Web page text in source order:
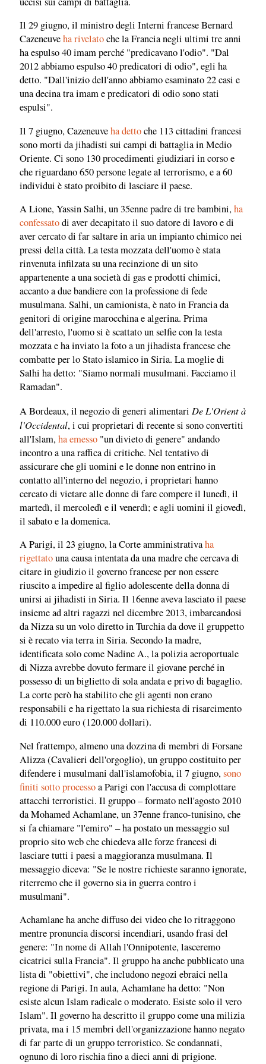
Il 29 giugno, il ministro degli Interni francese Bernard
Cazeneuveha rivelatoche la Francia negli ultimi tre anni
ha espulso 40 imam perché "predicavano l'odio". "Dal
2012 abbiamo espulso 40 predicatori di odio", egli ha
detto. "Dall'inizio dell'anno abbiamo esaminato 22 casi e
una decina tra imam e predicatori di odio sono stati
espulsi".
Il 7 giugno, Cazeneuveha dettoche 113 cittadini francesi
sono morti da jihadisti sui campi di battaglia in Medio
Oriente. Ci sono 130 procedimenti giudiziari in corso e
che riguardano 650 persone legate al terrorismo, e a 60
individui è stato proibito di lasciare il paese.
A Lione, Yassin Salhi, un 35enne padre di tre bambini,ha
confessatodi aver decapitato il suo datore di lavoro e di
aver cercato di far saltare in aria un impianto chimico nei
pressi della città. La testa mozzata dell'uomo è stata
rinvenuta infilzata su una recinzione di un sito
appartenente a una società di gas e prodotti chimici,
accanto a due bandiere con la professione di fede
musulmana. Salhi, un camionista, è nato in Francia da
genitori di origine marocchina e algerina. Prima
dell'arresto, l'uomo si è scattato un selfie con la testa
mozzata e ha inviato la foto a un jihadista francese che
combatte per lo Stato islamico in Siria. La moglie di
Salhi ha detto: "Siamo normali musulmani. Facciamo il
Ramadan".
A Bordeaux, il negozio di generi alimentari De L'Orient à
l'Occidental, i cui proprietari di recente si sono convertiti
all'Islam,ha emesso "un divieto di genere" andando
incontro a una raffica di critiche. Nel tentativo di
assicurare che gli uomini e le donne non entrino in
contatto all'interno del negozio, i proprietari hanno
cercato di vietare alle donne di fare compere il lunedì, il
martedì, il mercoledì e il venerdì; e agli uomini il giovedì,
il sabato e la domenica.
A Parigi, il 23 giugno, la Corte amministrativaha
rigettatouna causa intentata da una madre che cercava di
citare in giudizio il governo francese per non essere
riuscito a impedire al figlio adolescente della donna di
unirsi ai jihadisti in Siria. Il 16enne aveva lasciato il paese
insieme ad altri ragazzi nel dicembre 2013, imbarcandosi
da Nizza su un volo diretto in Turchia da dove il gruppetto
si è recato via terra in Siria. Secondo la madre,
identificata solo come Nadine A., la polizia aeroportuale
di Nizza avrebbe dovuto fermare il giovane perché in
possesso di un biglietto di sola andata e privo di bagaglio.
La corte però ha stabilito che gli agenti non erano
responsabili e ha rigettato la sua richiesta di risarcimento
di 110.000 euro (120.000 dollari).
Nel frattempo, almeno una dozzina di membri di Forsane
Alizza (Cavalieri dell'orgoglio), un gruppo costituito per
difendere i musulmani dall'islamofobia, il 7 giugno,sono
finiti sotto processoa Parigi con l'accusa di complottare
attacchi terroristici. Il gruppo – formato nell'agosto 2010
da Mohamed Achamlane, un 37enne franco-tunisino, che
si fa chiamare "l'emiro" – ha postato un messaggio sul
proprio sito web che chiedeva alle forze francesi di
lasciare tutti i paesi a maggioranza musulmana. Il
messaggio diceva: "Se le nostre richieste saranno ignorate,
riterremo che il governo sia in guerra contro i
musulmani".
Achamlane ha anche diffuso dei video che lo ritraggono
mentre pronuncia discorsi incendiari, usando frasi del
genere: "In nome di Allah l'Onnipotente, lasceremo
cicatrici sulla Francia". Il gruppo ha anche pubblicato una
lista di "obiettivi", che includono negozi ebraici nella
regione di Parigi. In aula, Achamlane ha detto: "Non
esiste alcun Islam radicale o moderato. Esiste solo il vero
Islam". Il governo ha descritto il gruppo come una milizia
privata, ma i 15 membri dell'organizzazione hanno negato
di far parte di un gruppo terroristico. Se condannati,
ognuno di loro rischia fino a dieci anni di prigione.